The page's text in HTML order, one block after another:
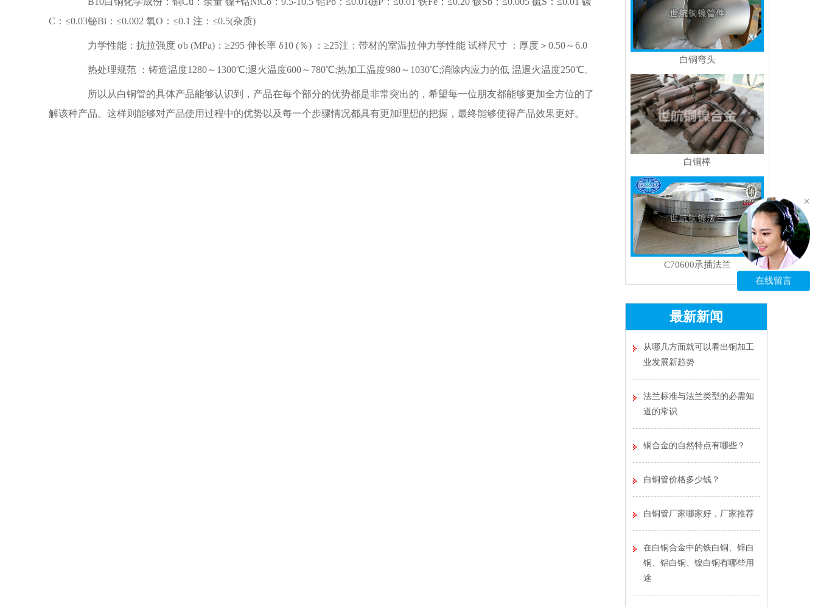
C：≤0.03铋Bi：≤0.002 氧O：≤0.1 注：≤0.5(杂质)
力学性能：抗拉强度 σb (MPa)：≥295 伸长率 δ10 (％) ：≥25注：带材的室温拉伸力学性能 试样尺寸 ：厚度＞0.50～6.0
热处理规范 ：铸造温度1280～1300℃;退火温度600～780℃;热加工温度980～1030℃;消除内应力的低 温退火温度250℃。
所以从白铜管的具体产品能够认识到，产品在每个部分的优势都是非常突出的，希望每一位朋友都能够更加全方位的了
解该种产品。这样则能够对产品使用过程中的优势以及每一个步骤情况都具有更加理想的把握，最终能够使得产品效果更好。
白铜弯头
白铜棒
C70600承插法兰
最新新闻
从哪几方面就可以看出铜加工
业发展新趋势
法兰标准与法兰类型的必需知
道的常识
铜合金的自然特点有哪些？
白铜管价格多少钱？
白铜管厂家哪家好，厂家推荐
在白铜合金中的铁白铜、锌白
铜、铝白铜、镍白铜有哪些用
途
在线留言